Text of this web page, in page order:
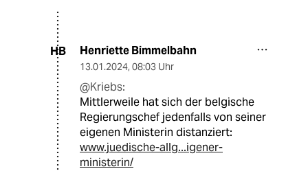
HB Henriette Bimmelbahn
13.01.2024, 08:03 Uhr
@Kriebs:
Mittlerweile hat sich der belgische
Regierungschef jedenfalls von seiner
eigenen Ministerin distanziert:
www.juedische-allg...igener-
ministerin/